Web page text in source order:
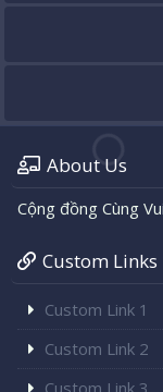
About Us
Cộng đồng Cùng
Custom Links
Custom Link 1
Custom Link 2